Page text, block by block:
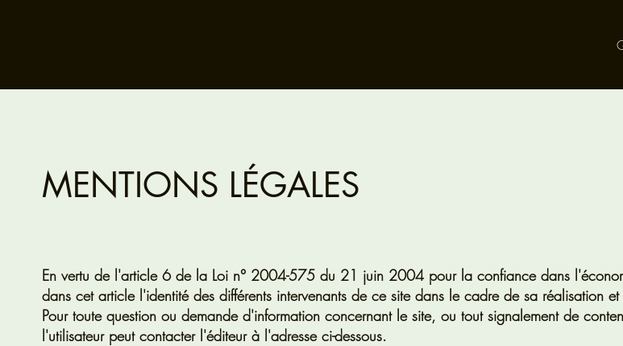
MENTIONS LÉGALES
En vertu de l'article 6 de la Loi n° 2004-575 du 21 juin 2004 pour la confiance dans
dans cet article l'identité des différents intervenants de ce site dans le cadre de sa réalisation
Pour toute question ou demande d'information concernant le site, ou tout signalement de
l'utilisateur peut contacter l'éditeur à l'adresse ci-dessous.